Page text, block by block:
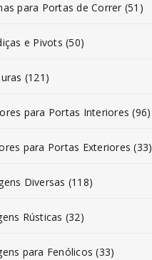
para Portas de Correr (51)
e Pivots (50)
(121)
para Portas Interiores (96)
para Portas Exteriores (33)
Diversas (118)
Rústicas (32)
para Fenólicos (33)